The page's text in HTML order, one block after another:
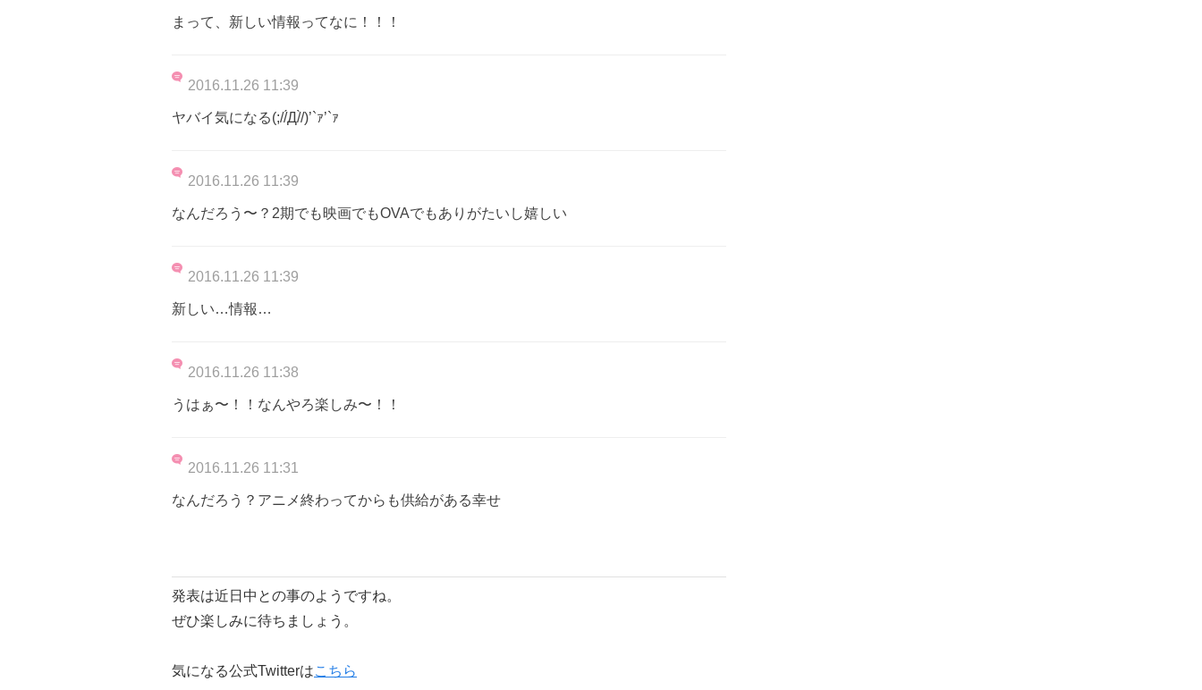
まって、新しい情報ってなに！！！
2016.11.26 11:39
ヤバイ気になる(;//́Д/̀/)’`ｧ’`ｧ
2016.11.26 11:39
なんだろう〜？2期でも映画でもOVAでもありがたいし嬉しい
2016.11.26 11:39
新しい…情報…
2016.11.26 11:38
うはぁ〜！！なんやろ楽しみ〜！！
2016.11.26 11:31
なんだろう？アニメ終わってからも供給がある幸せ
発表は近日中との事のようですね。
ぜひ楽しみに待ちましょう。
気になる公式Twitterはこちら